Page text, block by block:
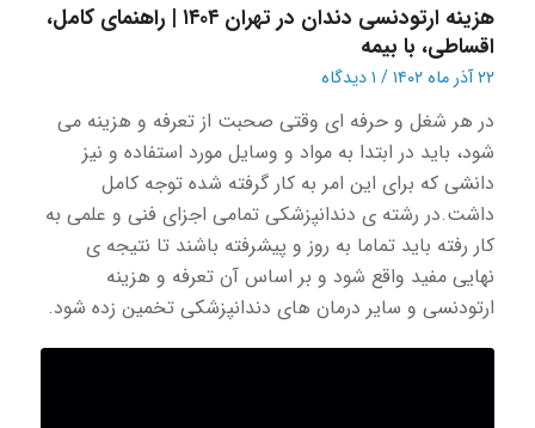
هزینه ارتودنسی دندان در تهران ۱۴۰۴ | راهنمای کامل،
اقساطی، با بیمه
۲۲ آذر ماه ۱۴۰۲ / ۱ دیدگاه
در هر شغل و حرفه ای وقتی صحبت از تعرفه و هزینه می
شود، باید در ابتدا به مواد و‌ وسایل مورد استفاده و نیز
دانشی که برای این امر به کار گرفته شده توجه کامل
داشت.در رشته ی دندانپزشکی تمامی اجزای فنی و علمی به
کار رفته باید تماما به روز و پیشرفته باشند تا نتیجه ی
نهایی مفید واقع شود و بر اساس آن تعرفه و هزینه
ارتودنسی و سایر درمان های دندانپزشکی تخمین زده شود.